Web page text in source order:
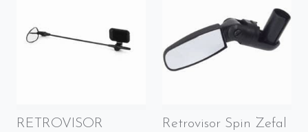
RETROVISOR
Retrovisor Spin Zefal